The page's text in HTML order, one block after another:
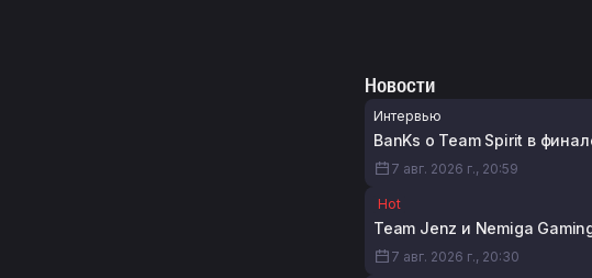
Новости
Интервью
BanKs о Team Spirit в
7 авг. 2026 г., 20:59
Hot
Team Jenz и Nemiga
7 авг. 2026 г., 20:30